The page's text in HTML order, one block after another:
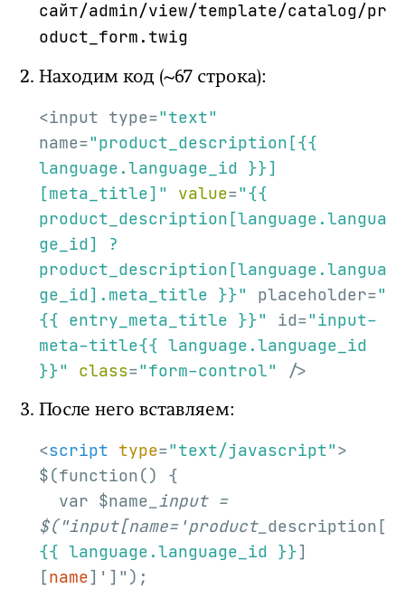
сайт/admin/view/template/catalog/pr
oduct_form.twig
Находим код (~67 строка):
<input type="text"
name="product_description[{{
language.language_id }}]
[meta_title]"
value="{{
product_description[language.langua
ge_id] ?
product_description[language.langua
ge_id].meta_title }}"
placeholder="
{{ entry_meta_title }}"
id="input-
meta-title{{ language.language_id
}}"
class="form-control" />
После него вставляем:
<script type="text/javascript">
$(function() {
  var $name
_input =
$("input[name='product_ description[
{{ language.language_id }}]
[name]']");